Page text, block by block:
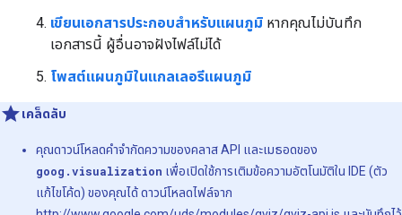
เขียนเอกสารประกอบสำหรับแผนภูมิ หากคุณไม่บันทึก
เอกสารนี้ ผู้อื่นอาจฝังไฟล์ไม่ได้
โพสต์แผนภูมิในแกลเลอรีแผนภูมิ
เคล็ดลับ
คุณดาวน์โหลดคำจำกัดความของคลาส API และเมธอดของ
goog.visualization เพื่อเปิดใช้การเติมข้อความอัตโนมัติใน IDE (ตัว
แก้ไขโค้ด) ของคุณได้ ดาวน์โหลดไฟล์จาก